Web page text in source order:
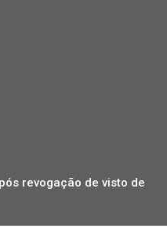
revogação de visto de